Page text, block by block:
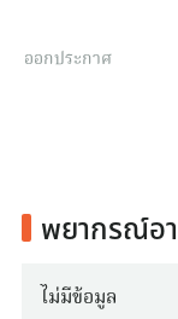
ออกประกาศ
พยากรณ์อ
ไม่มีข้อมูล